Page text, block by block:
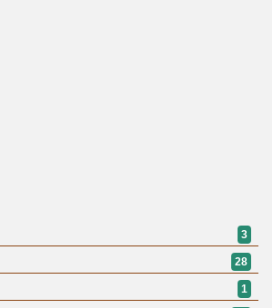
3
28
1